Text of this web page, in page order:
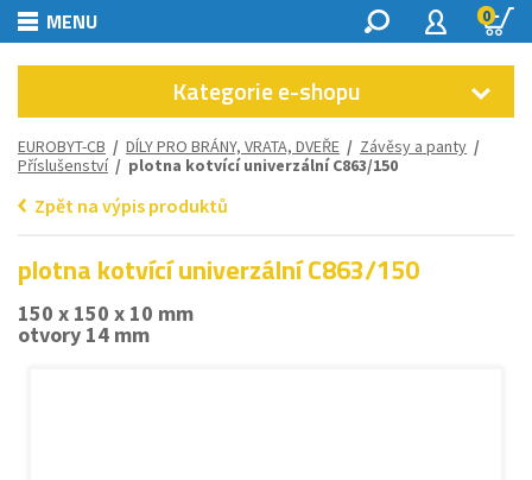
MENU 0
Kategorie e-shopu
EUROBYT-CB / DÍLY PRO BRÁNY, VRATA, DVEŘE / Závěsy a panty /
Příslušenství/ plotna kotvící univerzální C863/150
Zpět na výpis produktů
plotna kotvící univerzální C863/150
150 x 150 x 10 mm
otvory 14 mm